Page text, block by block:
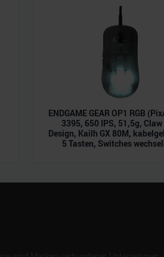
ENDGAME GEAR OP1 RGB
3395, 650 IPS, 51,5g, Claw
Design, Kailh GX 80M,
5 Tasten, Switches